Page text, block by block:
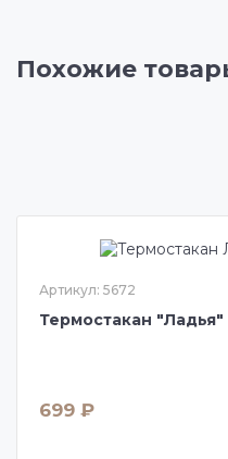
Похожие
Артикул: 5672
Термостакан
699 ₽